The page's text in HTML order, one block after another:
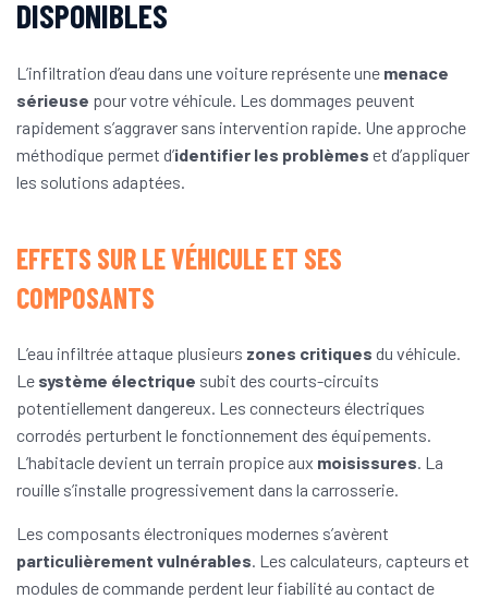
DISPONIBLES
L’infiltration d’eau dans une voiture représente une menace
sérieuse pour votre véhicule. Les dommages peuvent
rapidement s’aggraver sans intervention rapide. Une approche
méthodique permet d’identifier les problèmes et d’appliquer
les solutions adaptées.
EFFETS SUR LE VÉHICULE ET SES
COMPOSANTS
L’eau infiltrée attaque plusieurs zones critiques du véhicule.
Le système électrique subit des courts-circuits
potentiellement dangereux. Les connecteurs électriques
corrodés perturbent le fonctionnement des équipements.
L’habitacle devient un terrain propice aux moisissures . La
rouille s’installe progressivement dans la carrosserie.
Les composants électroniques modernes s’avèrent
particulièrement vulnérables . Les calculateurs, capteurs et
modules de commande perdent leur fiabilité au contact de